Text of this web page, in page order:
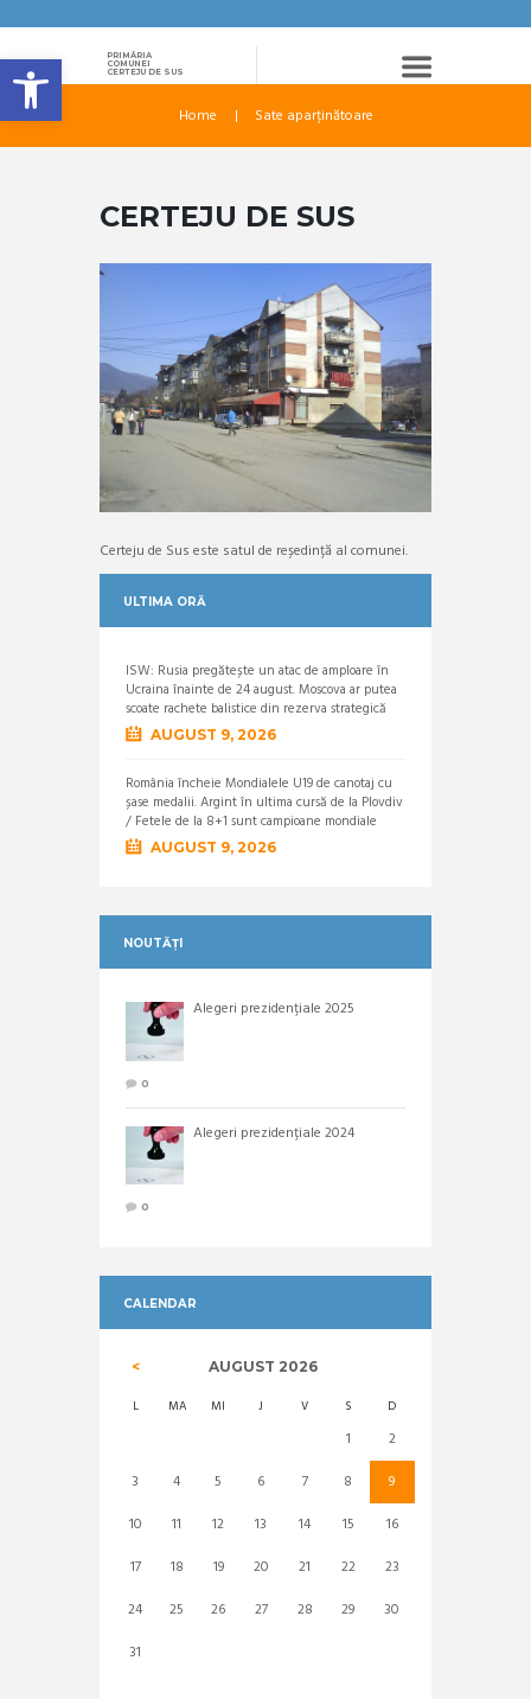
Deschide bara de unelte PRIMĂRIA
COMUNEI
CERTEJU DE SUS
Home Sate aparținătoare
CERTEJU DE SUS
Certeju de Sus este satul de reședință al comunei.
ULTIMA ORĂ
ISW: Rusia pregătește un atac de amploare în
Ucraina înainte de 24 august. Moscova ar putea
scoate rachete balistice din rezerva strategică
AUGUST 9, 2026
România încheie Mondialele U19 de canotaj cu
șase medalii. Argint în ultima cursă de la Plovdiv
/ Fetele de la 8+1 sunt campioane mondiale
AUGUST 9, 2026
NOUTĂȚI
Alegeri prezidențiale 2025
0
Alegeri prezidențiale 2024
0
CALENDAR
AUGUST 2026
L MA MI J V S D
1
2
3
4 5 6 7 8
9
10
11 12 13 14 15
16
17
18 19 20 21 22
23
24
25 26 27 28 29
30
31